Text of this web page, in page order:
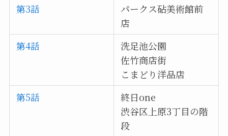
第3話
パークス砧美術館前
店
第4話
洗足池公園
佐竹商店街
こまどり洋品店
第5話
終日one
渋谷区上原3丁目の階
段